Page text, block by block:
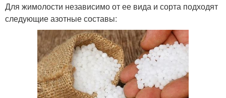
Для жимолости независимо от ее вида и сорта подходят
следующие азотные составы: